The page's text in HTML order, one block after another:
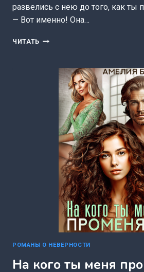
развелись с нею до того, как ты
— Вот именно! Она…
ЧИТАТЬ ПАПА,
НАТВОРИЛ?
(АМЕЛИЯ
РОМАНЫ О НЕВЕРНОСТИ
На кого ты меня